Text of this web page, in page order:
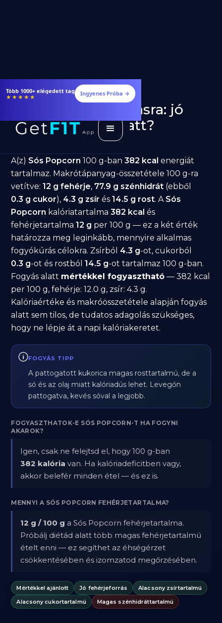
Több 1000+ elégedett tag
★★★★★ Ingyenes Próba →
Sós Popcorn fogyásra: jó
választás diéta alatt?
A(z) Sós Popcorn 100 g-ban382 kcal energiát
tartalmaz. Makrótápanyag-összetétele 100 g-ra
vetítve:12 g fehérje, 77.9 g szénhidrát (ebből
0.3 g cukor), 4.3 g zsír és14.5 g rost. A Sós
Popcorn kalóriatartalma382 kcal és
fehérjetartalma12 g per 100 g — ez a két érték
határozza meg leginkább, mennyire alkalmas
fogyókúrás célokra. Zsírból 4.3 g-ot, cukorból
0.3 g-ot és rostból14.5 g-ot tartalmaz 100 g-ban.
Fogyás alatt mértékkel fogyasztható — 382 kcal
per 100 g, fehérje: 12.0 g, zsír: 4.3 g.
Kalóriaértéke és makróösszetétele alapján fogyás
alatt sem tilos, de tudatos adagolás szükséges,
hogy ne lépje át a napi kalóriakeretet.
FOGYÁS TIPP
A pattogatott kukorica magas rosttartalmú, de a
só és az olaj miatt kalóriadús lehet. Levegőn
pattogatva, kevés sóval a legjobb.
FOGYASZTHATOK-E SÓS POPCORN-T HA FOGYNI
AKAROK?
Igen, csak ne felejtsd el, hogy 100 g-ban
382 kalória van. Ha kalóriadeficitben vagy,
akkor belefér minden étel — és ez is.
MENNYI A SÓS POPCORN FEHÉRJETARTALMA?
12 g / 100 g a Sós Popcorn fehérjetartalma.
Próbálj diétád alatt több magas fehérjetartalmú
ételt enni — ez segíthet az éhségérzet
csökkentésében és izomzatod megőrzésében.
Mértékkel ajánlott Jó fehérjeforrás
Alacsony zsírtartalmú
Alacsony cukortartalmú
Magas szénhidráttartalmú